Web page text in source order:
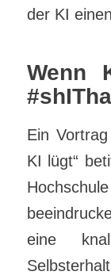
der KI
Wenn
Ein
KI lügt“
eine